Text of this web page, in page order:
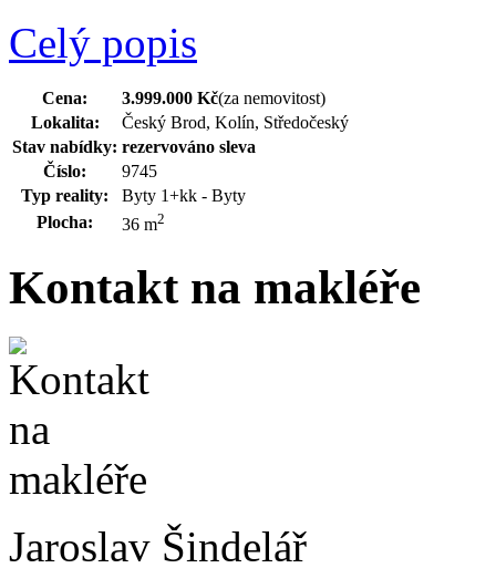
Celý popis
Cena: 3.999.000 Kč(za nemovitost)
Lokalita:
Český Brod, Kolín, Středočeský
Stav nabídky: rezervováno sleva
Číslo:
9745
Typ reality:
Byty 1+kk - Byty
Plocha:
36 m2
Kontakt na makléře
Jaroslav Šindelář